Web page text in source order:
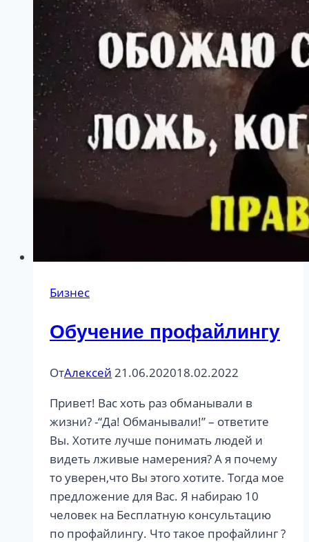
Бизнес
Обучение профайлингу
ОтАлексей 21.06.202018.02.2022
Привет! Вас хоть раз обманывали в
жизни? -“Да! Обманывали!” – ответите
Вы. Хотите лучше понимать людей и
видеть лживые намерения? А я почему
то уверен,что Вы этого хотите. Тогда мое
предложение для Вас. Я набираю 10
человек на Бесплатную консультацию
по профайлингу. Что такое профайлинг ?